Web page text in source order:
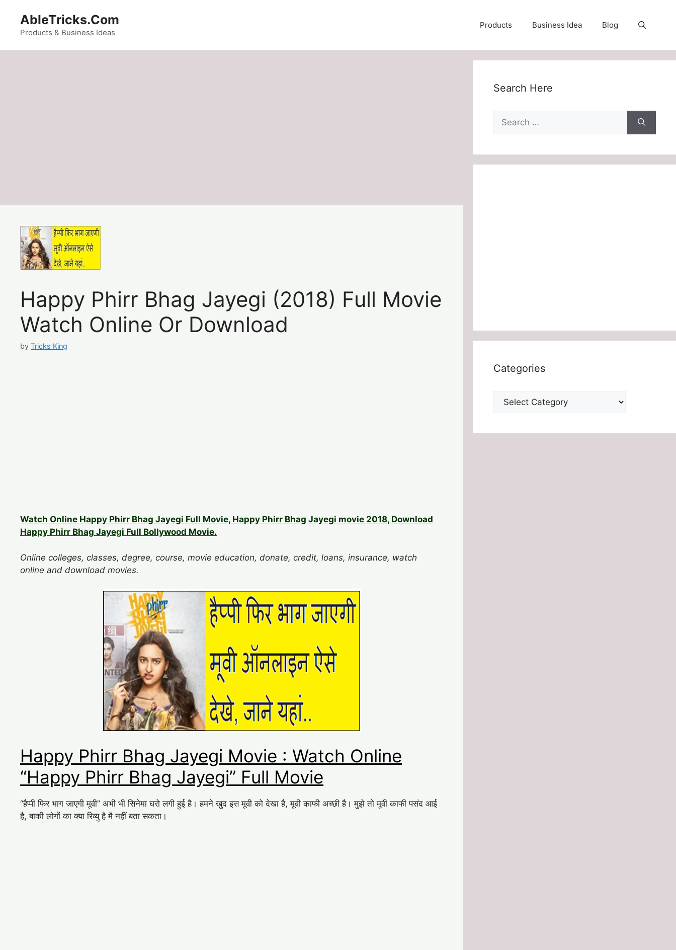
content
AbleTricks.Com
Products & Business Ideas
Products Business Idea Blog
Happy Phirr Bhag Jayegi (2018) Full Movie
Watch Online Or Download
by Tricks King
Watch Online Happy Phirr Bhag Jayegi Full Movie, Happy Phirr Bhag Jayegi movie 2018, Download
Happy Phirr Bhag Jayegi Full Bollywood Movie.
Online colleges, classes, degree, course, movie education, donate, credit, loans, insurance, watch
online and download movies.
Happy Phirr Bhag Jayegi Movie : Watch Online
“Happy Phirr Bhag Jayegi” Full Movie
“हैप्पी फिर भाग जाएगी मूवी” अभी भी सिनेमा घरो लगी हुई है। हमने खुद इस मूवी को देखा है, मूवी काफी अच्छी है। मुझे तो मूवी काफी पसंद आई
है, बाकी लोगों का क्या रिव्यु है मै नहीं बता सकता।
Search Here
Search
for:
Categories
Categories